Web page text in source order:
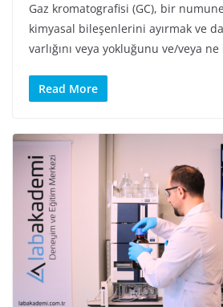
Gaz kromatografisi (GC), bir numune
kimyasal bileşenlerini ayırmak ve
varlığını veya yokluğunu ve/veya
Read More